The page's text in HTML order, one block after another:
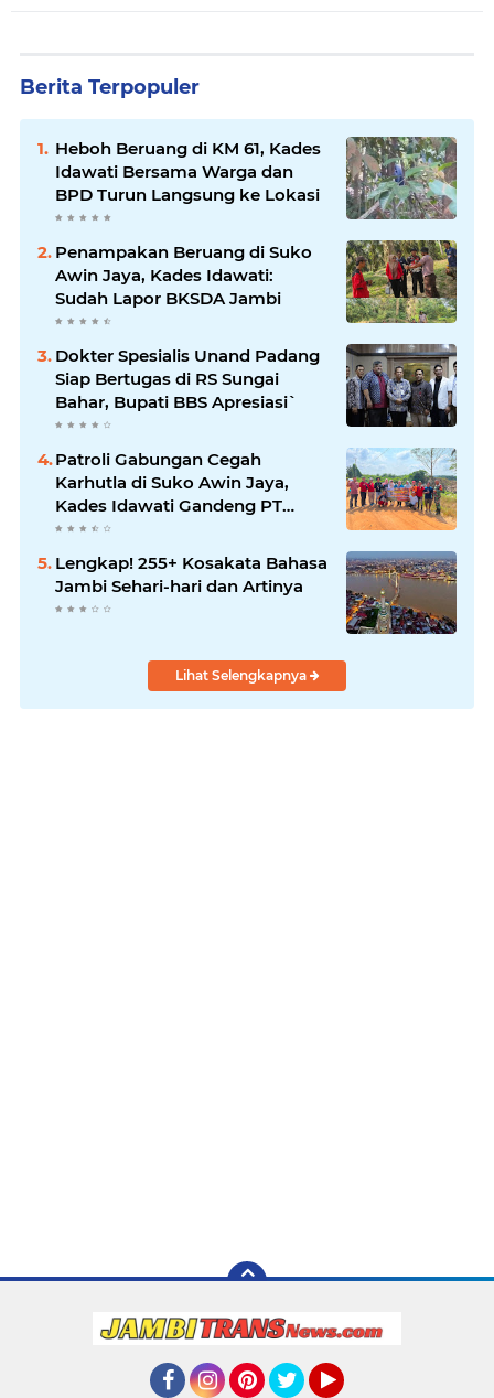
Berita Terpopuler
Heboh Beruang di KM 61, Kades
Idawati Bersama Warga dan
BPD Turun Langsung ke Lokasi
Penampakan Beruang di Suko
Awin Jaya, Kades Idawati:
Sudah Lapor BKSDA Jambi
Dokter Spesialis Unand Padang
Siap Bertugas di RS Sungai
Bahar, Bupati BBS Apresiasi`
Patroli Gabungan Cegah
Karhutla di Suko Awin Jaya,
Kades Idawati Gandeng PT
BBB-S, TNI dan BPD
Lengkap! 255+ Kosakata Bahasa
Jambi Sehari-hari dan Artinya
Lihat Selengkapnya